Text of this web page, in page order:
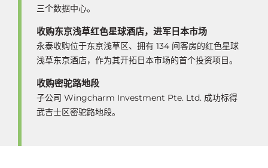
三个数据中心。
收购东京浅草红色星球酒店，进军日本市场
永泰收购位于东京浅草区、拥有 134 间客房的红色星球
浅草东京酒店，作为其开拓日本市场的首个投资项目。
收购密驼路地段
子公司 Wingcharm Investment Pte. Ltd. 成功标得
武吉士区密驼路地段。